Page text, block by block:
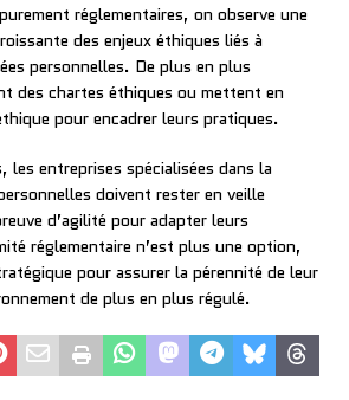
réglementaires, on observe une
des enjeux éthiques liés à
personnelles. De plus en plus
des chartes éthiques ou mettent en
pour encadrer leurs pratiques.
les entreprises spécialisées dans la
doivent rester en veille
d’agilité pour adapter leurs
réglementaire n’est plus une option,
pour assurer la pérennité de leur
de plus en plus régulé.